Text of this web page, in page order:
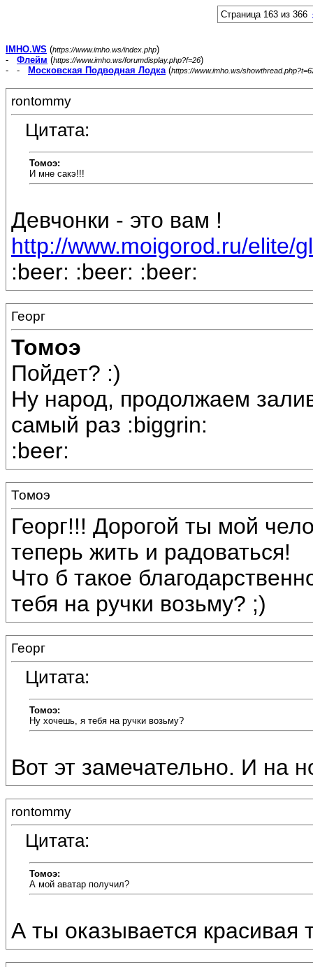
Страница 163 из 366
IMHO.WS (https://www.imho.ws/index.php)
- Флейм (https://www.imho.ws/forumdisplay.php?f=26)
- -
Московская Подводная Лодка(https://www.imho.ws/
rontommy
Цитата:
Томоэ:
И мне сакэ!!!
Девчонки - это вам !
http://www.moigorod.ru/elite/
:beer: :beer: :beer:
Георг
Томоэ
Пойдет? :)
Ну народ, продолжаем
самый раз :biggrin:
:beer:
Томоэ
Георг!!! Дорогой ты мой
теперь жить и радоваться!
Что б такое
тебя на ручки возьму? ;)
Георг
Цитата:
Томоэ:
Ну хочешь, я тебя на ручки возьму?
Вот эт замечательно. И на
rontommy
Цитата:
Томоэ:
А мой аватар получил?
А ты оказывается красивая